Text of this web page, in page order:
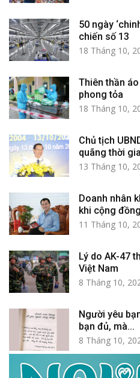
50 ngày
chiến số 13
18 Tháng 10,
Thiên thần
phong tỏa
18 Tháng 10,
Chủ tịch
quãng thời
13 Tháng 10,
Doanh nhân
khi cộng
11 Tháng 10,
Lý do AK-47
Việt Nam
8 Tháng 10,
Người yêu
bạn đủ, mà...
8 Tháng 10,